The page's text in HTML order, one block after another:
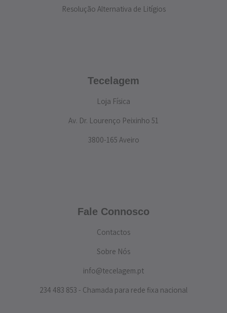
Resolução Alternativa de Litígios
Tecelagem
Loja Física
Av. Dr. Lourenço Peixinho 51
3800-165 Aveiro
Fale Connosco
Contactos
Sobre Nós
info@tecelagem.pt
234 483 853 - Chamada para rede fixa nacional